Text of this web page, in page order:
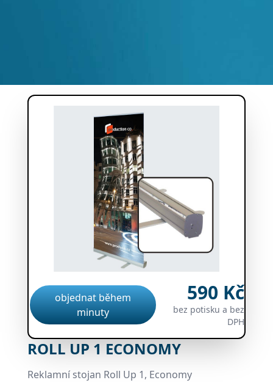
objednat během
minuty
590 Kč
bez potisku a bez
DPH
ROLL UP 1 ECONOMY
Reklamní stojan Roll Up 1, Economy